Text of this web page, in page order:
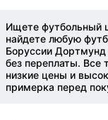
Ищете футбольный
найдете любую
Боруссии Дортмунд
без переплаты.
низкие цены и
примерка перед